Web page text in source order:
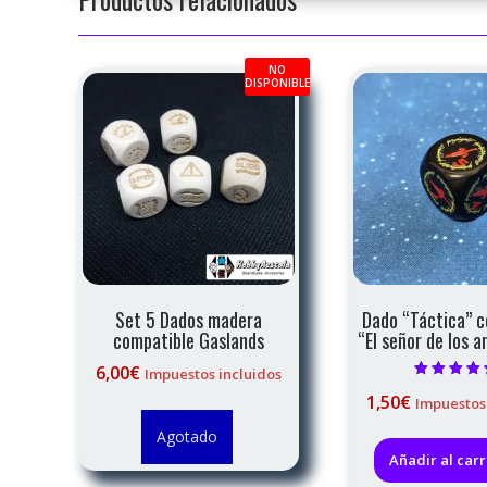
NO
DISPONIBLE
Set 5 Dados madera
compatible Gaslands
6,00€ Impuestos incluidos
Agotado
Dado “Táctica”
“El señor de los
5.00
1,50€
Añadir al